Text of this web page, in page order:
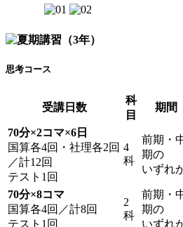
思考コース
受講日数
科
目
期間
70分×2コマ×6日
国算各4回・社理各2回
／計12回
テスト1回
4
科
前期・
期の
いずれ
70分×8コマ
国算各4回／計8回
テスト1回
2
科
前期・
期の
いずれ